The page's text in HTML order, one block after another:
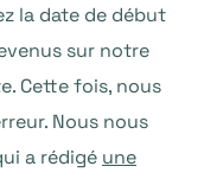
la date de début
sur notre
Cette fois, nous
Nous nous
a rédigé une